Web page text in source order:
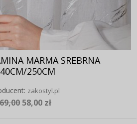
MARMA SREBRNA
250CM
zakostyl.pl
58,00 zł